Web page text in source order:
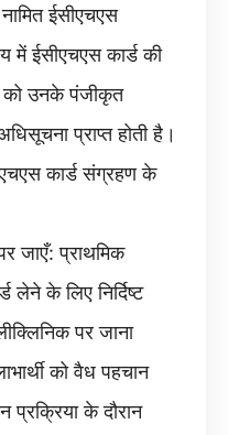
ईसीएचएस
में ईसीएचएस कार्ड की
को उनके पंजीकृत
प्राप्त होती है।
कार्ड संग्रहण के
जाएँ: प्राथमिक
लेने के लिए निर्दिष्ट
पर जाना
को वैध पहचान
के दौरान